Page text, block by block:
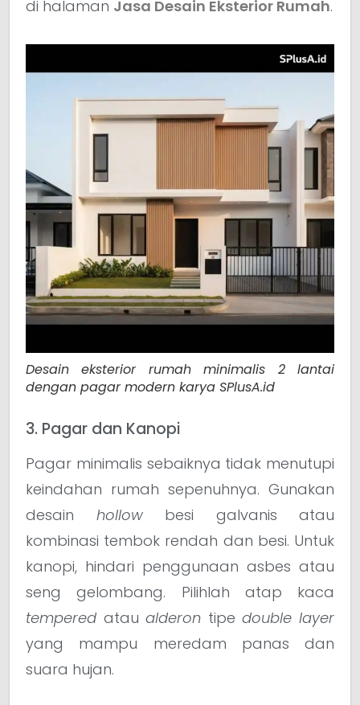
di halaman Jasa Desain Eksterior Rumah.
Desain eksterior rumah minimalis 2 lantai
dengan pagar modern karya SPlusA.id
3. Pagar dan Kanopi
Pagar minimalis sebaiknya tidak menutupi
keindahan rumah sepenuhnya. Gunakan
desain hollowbesi galvanis atau
kombinasi tembok rendah dan besi. Untuk
kanopi, hindari penggunaan asbes atau
seng gelombang. Pilihlah atap kaca
tempered ataualderon tipedouble layer
yang mampu meredam panas dan
suara hujan.